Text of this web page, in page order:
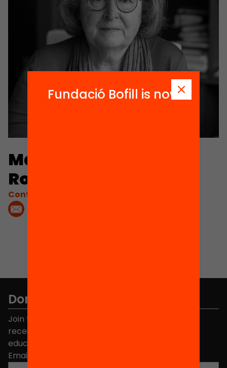
Maria de Lurdes Reis
Rodrigues
Contacta'm:
Don't miss anything.
Join the more than 40,000 people who already
receive news about initiatives and projects for
educational change in Catalonia.
Email address
Fundació Bofill is now